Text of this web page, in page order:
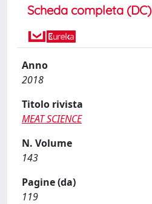
Scheda completa (DC)
Anno
2018
Titolo rivista
MEAT SCIENCE
N. Volume
143
Pagine (da)
119